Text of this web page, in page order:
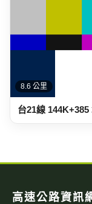
8.6 公里
台21線
高速公路資訊